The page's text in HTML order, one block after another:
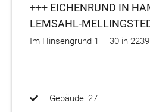
+++ EICHENRUND IN
LEMSAHL-
Im Hinsengrund 1 – 30 in
Gebäude: 27